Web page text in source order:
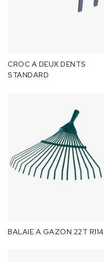
CROC A DEUX DENTS
STANDARD
BALAIE A GAZON 22T R114